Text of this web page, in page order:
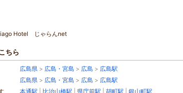
Hotel じゃらんnet
ちら
広島県 > 広島・宮島 > 広島 > 広島駅
広島県 > 広島・宮島 > 広島 > 広島駅
本通駅 比治山橋駅 県庁前駅 胡町駅 銀山町駅